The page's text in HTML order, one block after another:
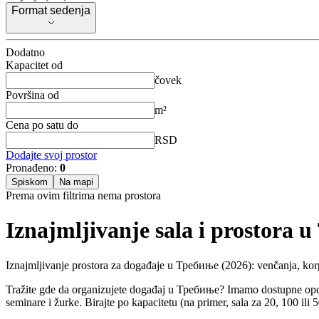
Format sedenja
Format sedenja
Dodatno
Kapacitet od
čovek
Površina od
m²
Cena po satu do
RSD
Dodajte svoj prostor
Pronađeno: 0
Spiskom Na mapi
Prema ovim filtrima nema prostora
Iznajmljivanje sala i prostora
Iznajmljivanje prostora za događaje u Требиње (2026): venčanja,
Tražite gde da organizujete događaj u Требиње? Imamo dostupne
seminare i žurke. Birajte po kapacitetu (na primer, sala za 20, 100